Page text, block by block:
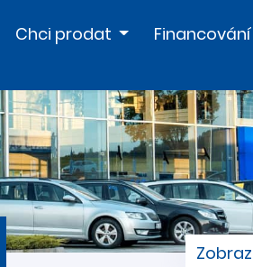
Chci prodat Financování